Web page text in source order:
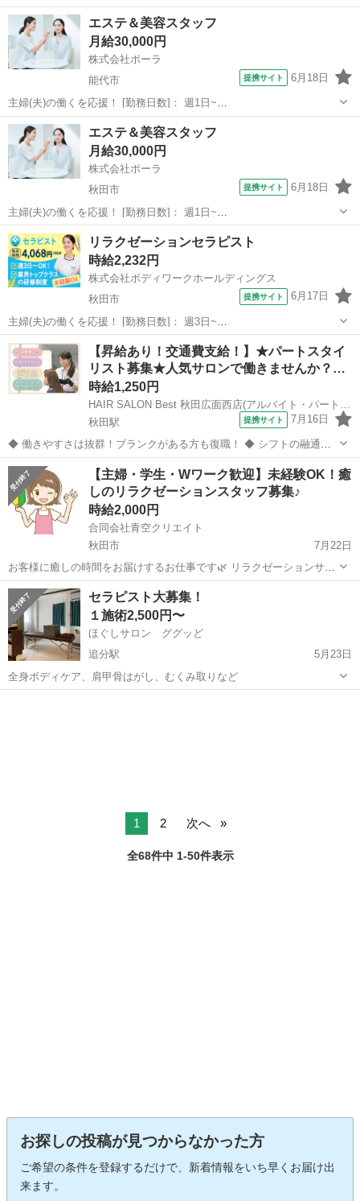
利くため、自分のライフスタイルに合わせて働けます◎ブランクのあ
る方も分かりやすいレッスンで技術に自信をつけてから安心してデビ
ューできます 働きやすさは抜群...
秋田 能代市 美容師
エステ＆美容スタッフ
月給30,000円
株式会社ポーラ
能代市
提携サイト 6月18日
主婦(夫)の働くを応援！ [勤務日数]： 週1日~
10:00~13:00/11:00~14:00/10:00~14:00/10:00~15:00/10:00~16:00 [勤務
地・最寄駅]： 秋田県能代市出戸本町８－...
秋田 能代市
エステ＆美容スタッフ
月給30,000円
株式会社ポーラ
秋田市
提携サイト 6月18日
主婦(夫)の働くを応援！ [勤務日数]： 週1日~
10:00~13:00/11:00~14:00/10:00~14:00/10:00~15:00/10:00~16:00 [勤務
地・最寄駅]： 秋田県秋田市広面字小沼古...
秋田 秋田市 エステ
リラクゼーションセラピスト
時給2,232円
株式会社ボディワークホールディングス
秋田市
提携サイト 6月17日
主婦(夫)の働くを応援！ [勤務日数]： 週3日~
10:00~19:00/12:00~21:00/13:00~22:00 月/火/水/木/金/土/日 などから選
べます [勤務地・最寄駅]： 秋田県秋田市中通2-6-1 ...
秋田 秋田市 マッサージ
【昇給あり！交通費支給！】★パートスタイ
リスト募集★人気サロンで働きませんか？…
時給1,250円
秋田駅
提携サイト 7月16日
◆ 働きやすさは抜群！ブランクがある方も復職！ ◆ シフトの融通が
利くため、自分のライフスタイルに合わせて働けます◎ブランクのあ
る方も分かりやすいレッスンで技術に自信をつけてから安心してデビ
ューできます 働きやすさは抜群...
秋田 秋田駅 美容師
【主婦・学生・Wワーク歓迎】未経験OK！癒
しのリラクゼーションスタッフ募集♪
時給2,000円
合同会社青空クリエイト
秋田市
7月22日
お客様に癒しの時間をお届けするお仕事です🌿 リラクゼーションサロ
ンでの接客や施術をお願いします。 もみほぐしやアロマトリートメン
トがメインなので、未経験でも大丈夫◎ 受付やお掃除など店舗のお手
伝いもお願いします。 ...
秋田 秋田市 マッサージ スタッフ
セラピスト大募集！
１施術2,500円〜
ほぐしサロン ググッど
追分駅
5月23日
全身ボディケア、肩甲骨はがし、むくみ取りなど
1 2 次へ
全68件中 1-50件表示
お探しの投稿が見つからなかった方
ご希望の条件を登録するだけで、新着情報をいち早くお届け出
来ます。